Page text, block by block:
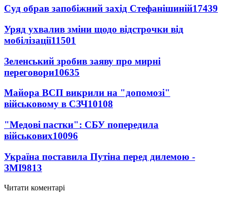
Суд обрав запобіжний захід Стефанішиній17439
Уряд ухвалив зміни щодо відстрочки від
мобілізації11501
Зеленський зробив заяву про мирні
переговори10635
Майора ВСП викрили на "допомозі"
військовому в СЗЧ10108
"Медові пастки": СБУ попередила
військових10096
Україна поставила Путіна перед дилемою -
ЗМІ9813
Читати коментарі